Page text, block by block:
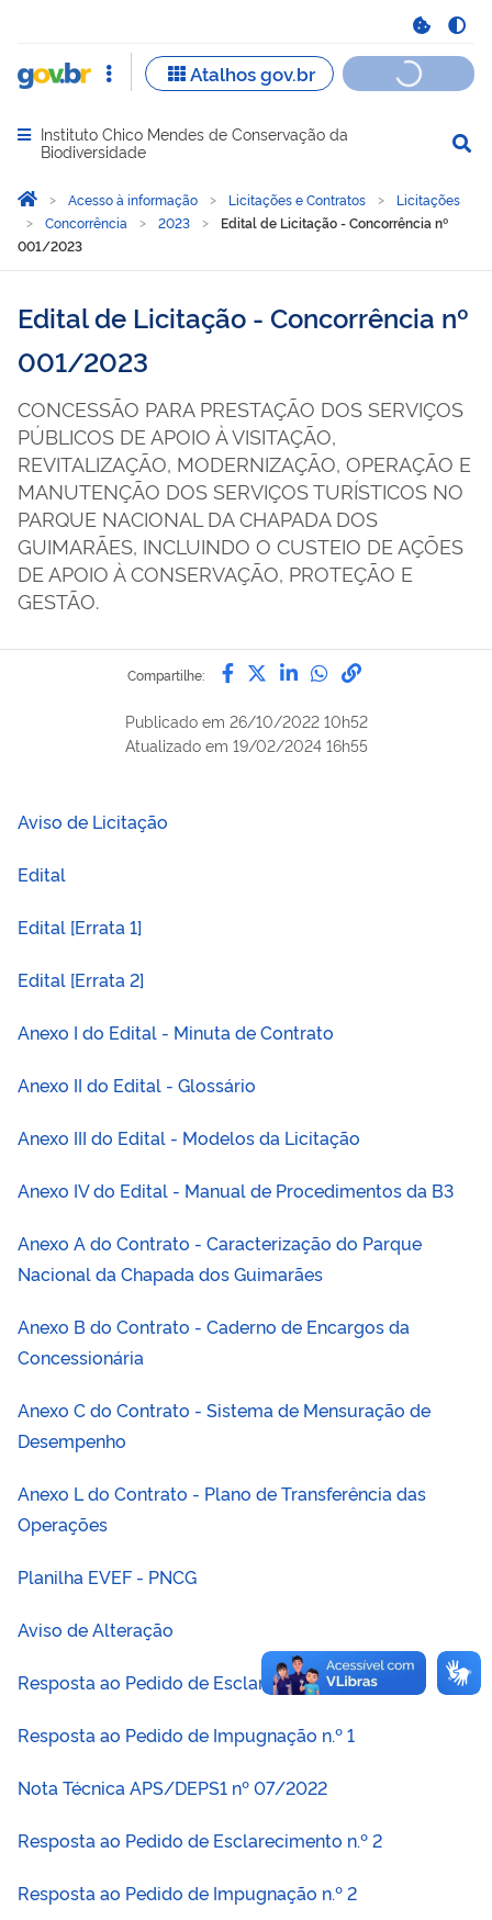
Abrir menu principal de navegação
Instituto Chico Mendes de Conservação da
Biodiversidade
Você está aqui:
Página Inicial
Acesso à informação Licitações e Contratos
Licitações
Concorrência
2023
Edital de Licitação - Concorrência nº
001/2023
Edital de Licitação - Concorrência nº
001/2023
CONCESSÃO PARA PRESTAÇÃO DOS SERVIÇOS
PÚBLICOS DE APOIO À VISITAÇÃO,
REVITALIZAÇÃO, MODERNIZAÇÃO, OPERAÇÃO E
MANUTENÇÃO DOS SERVIÇOS TURÍSTICOS NO
PARQUE NACIONAL DA CHAPADA DOS
GUIMARÃES, INCLUINDO O CUSTEIO DE AÇÕES
DE APOIO À CONSERVAÇÃO, PROTEÇÃO E
GESTÃO.
Compartilhe: Compartilhe por Facebook
Compartilhe por Twitter
Compartilhe por
Compartilhe
link para
Publicado em 26/10/2022 10h52
Atualizado em 19/02/2024 16h55
Aviso de Licitação
Edital
Edital [Errata 1]
Edital [Errata 2]
Anexo I do Edital - Minuta de Contrato
Anexo II do Edital - Glossário
Anexo III do Edital - Modelos da Licitação
Anexo IV do Edital - Manual de Procedimentos da B3
Anexo A do Contrato - Caracterização do Parque
Nacional da Chapada dos Guimarães
Anexo B do Contrato - Caderno de Encargos da
Concessionária
Anexo C do Contrato - Sistema de Mensuração de
Desempenho
Anexo L do Contrato - Plano de Transferência das
Operações
Planilha EVEF - PNCG
Aviso de Alteração
Resposta ao Pedido de Esclarecimento n.º 1
Resposta ao Pedido de Impugnação n.º 1
Nota Técnica APS/DEPS1 nº 07/2022
Resposta ao Pedido de Esclarecimento n.º 2
Resposta ao Pedido de Impugnação n.º 2